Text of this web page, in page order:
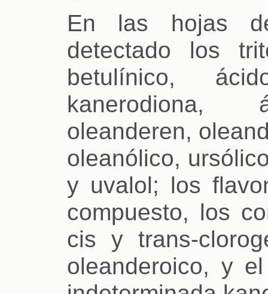
En las hojas
detectado los
betulínico,
kanerodiona,
oleanderen,
oleanólico,
y uvalol; los
compuesto, los
cis y trans-
oleanderoico, y